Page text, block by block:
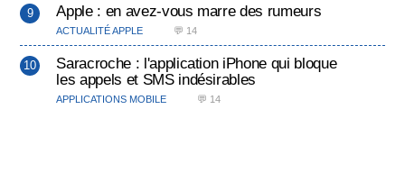
Apple : en avez-vous marre des rumeurs
ACTUALITÉ APPLE 💬 14
Saracroche : l'application iPhone qui bloque
les appels et SMS indésirables
APPLICATIONS MOBILE 💬 14